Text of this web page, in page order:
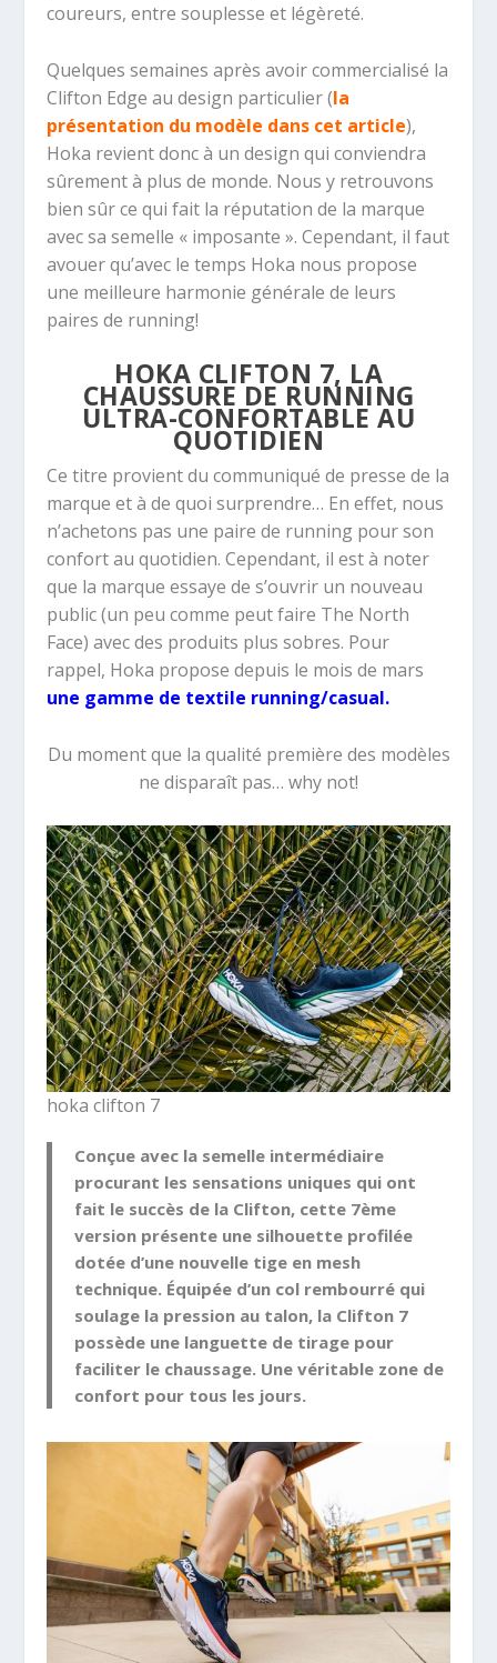
coureurs, entre souplesse et légèreté.
Quelques semaines après avoir commercialisé la
Clifton Edge au design particulier (la
présentation du modèle dans cet article),
Hoka revient donc à un design qui conviendra
sûrement à plus de monde. Nous y retrouvons
bien sûr ce qui fait la réputation de la marque
avec sa semelle « imposante ». Cependant, il faut
avouer qu’avec le temps Hoka nous propose
une meilleure harmonie générale de leurs
paires de running!
HOKA CLIFTON 7, LA
CHAUSSURE DE RUNNING
ULTRA-CONFORTABLE AU
QUOTIDIEN
Ce titre provient du communiqué de presse de la
marque et à de quoi surprendre… En effet, nous
n’achetons pas une paire de running pour son
confort au quotidien. Cependant, il est à noter
que la marque essaye de s’ouvrir un nouveau
public (un peu comme peut faire The North
Face) avec des produits plus sobres. Pour
rappel, Hoka propose depuis le mois de mars
une gamme de textile running/casual.
Du moment que la qualité première des modèles
ne disparaît pas… why not!
hoka clifton 7
Conçue avec la semelle intermédiaire
procurant les sensations uniques qui ont
fait le succès de la Clifton, cette 7ème
version présente une silhouette profilée
dotée d’une nouvelle tige en mesh
technique. Équipée d’un col rembourré qui
soulage la pression au talon, la Clifton 7
possède une languette de tirage pour
faciliter le chaussage. Une véritable zone de
confort pour tous les jours.